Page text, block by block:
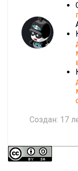
Создан: 17